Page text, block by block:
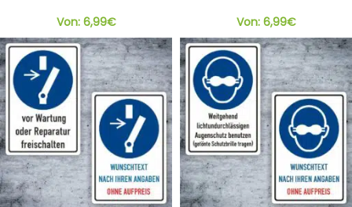
Von: 6,99€
Von: 6,99€